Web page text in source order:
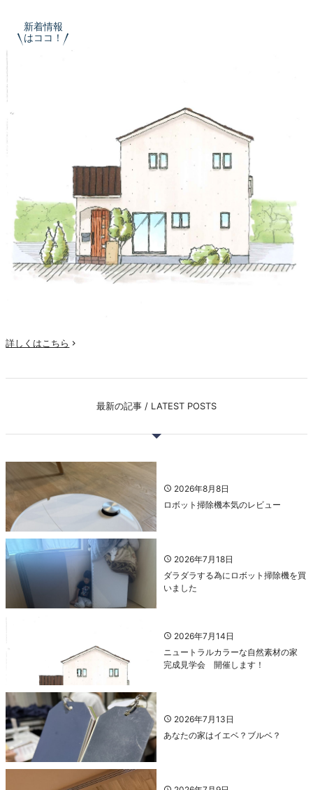
新着情報
はココ！
詳しくはこちら 
最新の記事 / LATEST POSTS
2026年8月8日
ロボット掃除機本気のレビュー
2026年7月18日
ダラダラする為にロボット掃除機を買
いました
2026年7月14日
ニュートラルカラーな自然素材の家
完成見学会 開催します！
2026年7月13日
あなたの家はイエベ？ブルベ？